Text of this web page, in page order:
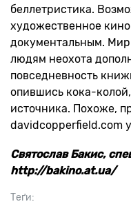
Теґи:
беллетристика.
художественное
документальным. Мир
людям неохота
повседневность
опившись кока-
источника. Похоже,
davidcopperfield.com
Святослав Бакис,
http://bakino.at.ua/